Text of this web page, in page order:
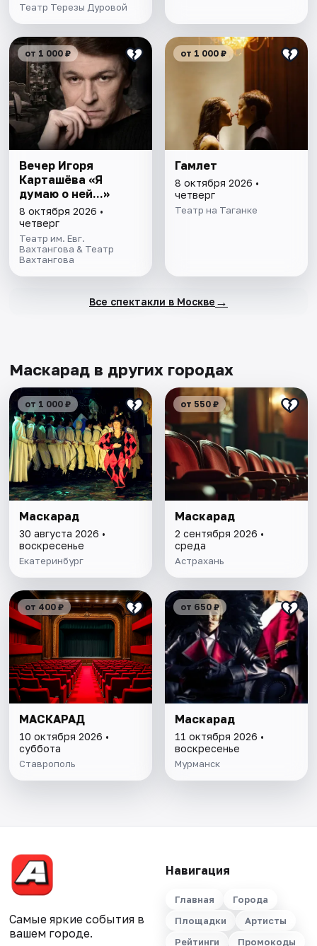
Театр Терезы Дуровой
от 1 000 ₽
Вечер Игоря
Карташёва «Я
думаю о ней...»
8 октября 2026 •
четверг
Театр им. Евг.
Вахтангова & Театр
Вахтангова
от 1 000 ₽
Гамлет
8 октября 2026 •
четверг
Театр на Таганке
Все спектакли в Москве →
Маскарад в других городах
от 1 000 ₽
Маскарад
30 августа 2026 •
воскресенье
Екатеринбург
от 550 ₽
Маскарад
2 сентября 2026 •
среда
Астрахань
от 400 ₽
МАСКАРАД
10 октября 2026 •
суббота
Ставрополь
от 650 ₽
Маскарад
11 октября 2026 •
воскресенье
Мурманск
Самые яркие события в
вашем городе.
Навигация
Главная
Города
Площадки
Артисты
Рейтинги
Промокоды